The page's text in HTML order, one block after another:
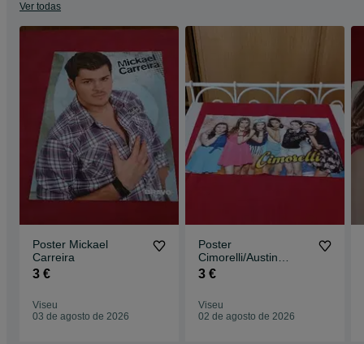
Ver todas
Poster Mickael
Carreira
3 €
Viseu
03 de agosto de 2026
Poster
Cimorelli/Austin
Mahone
3 €
Viseu
02 de agosto de 2026